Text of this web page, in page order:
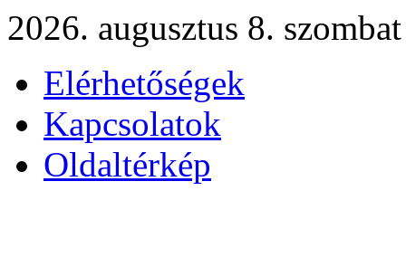
2026. augusztus 8. szombat
Elérhetőségek
Kapcsolatok
Oldaltérkép